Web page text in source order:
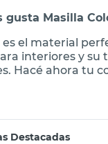
gusta Masilla
es el material
interiores y su
Hacé ahora tu
Destacadas